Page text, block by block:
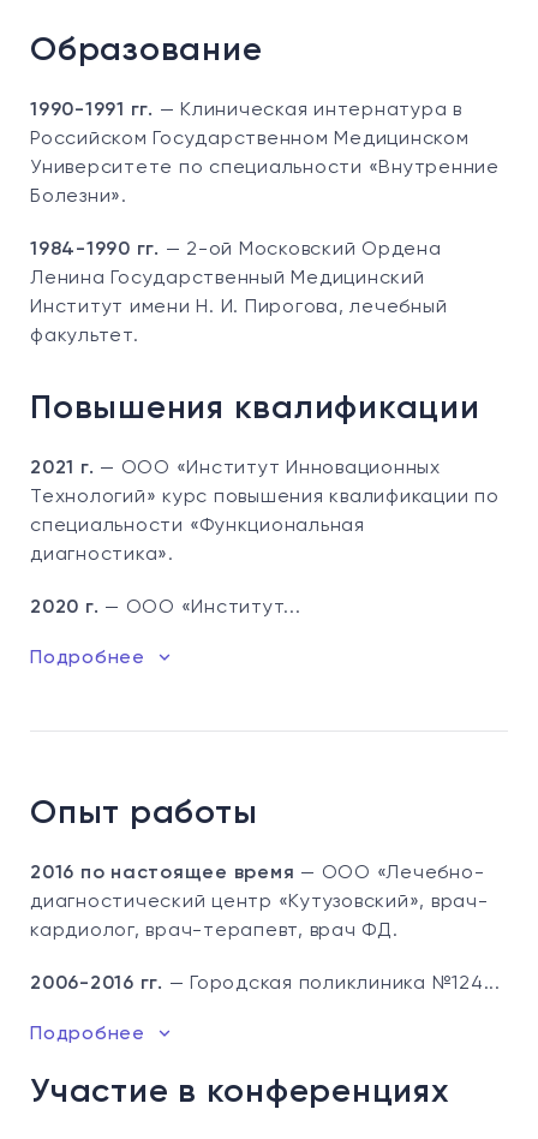
Образование
1990-1991 гг. — Клиническая интернатура в
Российском Государственном Медицинском
Университете по специальности «Внутренние
Болезни».
1984-1990 гг. — 2-ой Московский Ордена
Ленина Государственный Медицинский
Институт имени Н. И. Пирогова, лечебный
факультет.
Повышения квалификации
2021 г. — ООО «Институт Инновационных
Технологий» курс повышения квалификации по
специальности «Функциональная
диагностика».
2020 г. — ООО «Институт...
Подробнее
Опыт работы
2016 по настоящее время — ООО «Лечебно-
диагностический центр «Кутузовский», врач-
кардиолог, врач-терапевт, врач ФД.
2006-2016 гг. — Городская поликлиника №124...
Подробнее
Участие в конференциях